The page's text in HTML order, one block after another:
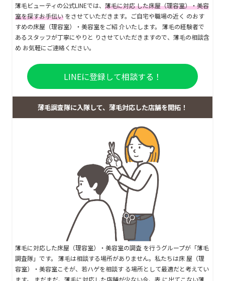
薄毛ビューティの公式LINEでは、 薄毛に対応 した床屋（理容室）・美容
室を探すお手伝い をさせていただきます。ご自宅や職場の近く のおす
すめの床屋（理容室）・美容室をご紹 介いたします。 薄毛の経験者で
あるスタッフが丁寧にやりと りさせていただきますので、薄毛の相談含
め お気軽にご連絡ください。
LINEに登録して相談する！
薄毛調査隊に入隊して、薄毛対応した店舗を開拓！
薄毛に対応した床屋（理容室）・美容室の調査 を行うグループが「薄毛
調査隊」です。 薄毛は相談する場所がありません。私たちは床 屋（理
容室）・美容室こそが、若ハゲを相談す る場所として最適だと考えてい